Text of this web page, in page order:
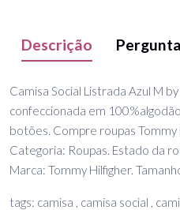
Descrição
Camisa Social Listrada Azul M
confeccionada em
botões. Compre roupas Tommy
Categoria: Roupas. Estado da
Marca: Tommy Hilfigher.
tags: camisa , camisa social ,